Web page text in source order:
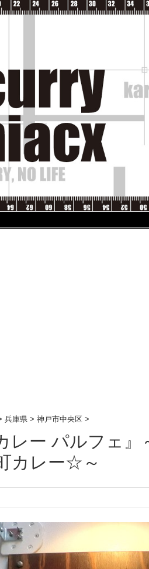
兵庫県 > 神戸市中央区 >
レー パルフェ
カレー☆～